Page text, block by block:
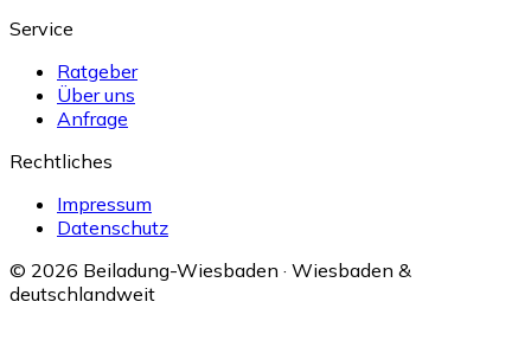
Service
Ratgeber
Über uns
Anfrage
Rechtliches
Impressum
Datenschutz
© 2026 Beiladung-Wiesbaden · Wiesbaden &
deutschlandweit